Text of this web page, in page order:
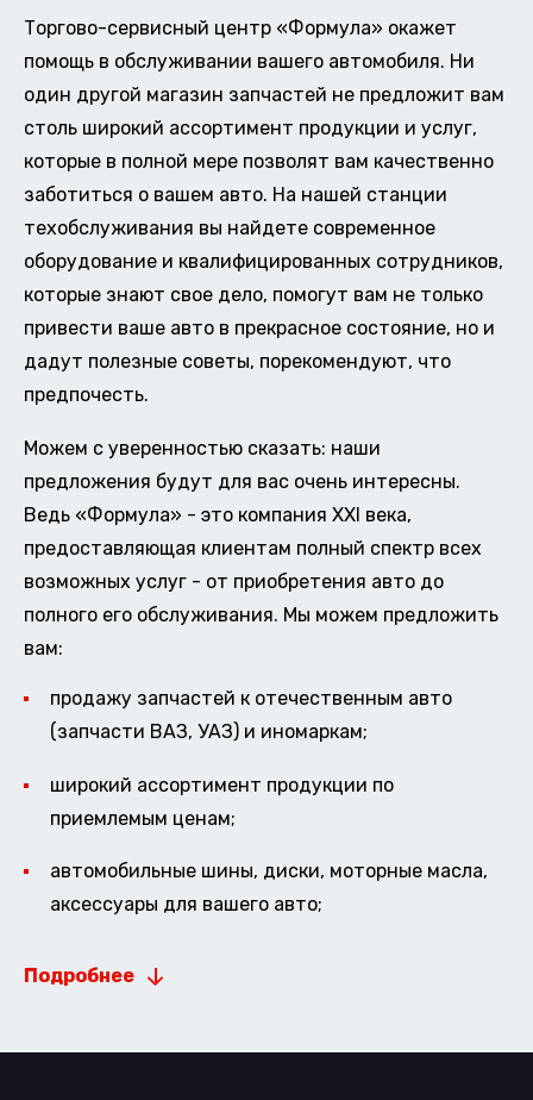
Торгово-сервисный центр «Формула» окажет
помощь в обслуживании вашего автомобиля. Ни
один другой магазин запчастей не предложит вам
столь широкий ассортимент продукции и услуг,
которые в полной мере позволят вам качественно
заботиться о вашем авто. На нашей станции
техобслуживания вы найдете современное
оборудование и квалифицированных сотрудников,
которые знают свое дело, помогут вам не только
привести ваше авто в прекрасное состояние, но и
дадут полезные советы, порекомендуют, что
предпочесть.
Можем с уверенностью сказать: наши
предложения будут для вас очень интересны.
Ведь «Формула» - это компания XXI века,
предоставляющая клиентам полный спектр всех
возможных услуг - от приобретения авто до
полного его обслуживания. Мы можем предложить
вам:
продажу запчастей к отечественным авто
(запчасти ВАЗ, УАЗ) и иномаркам;
широкий ассортимент продукции по
приемлемым ценам;
автомобильные шины, диски, моторные масла,
аксессуары для вашего авто;
Подробнее